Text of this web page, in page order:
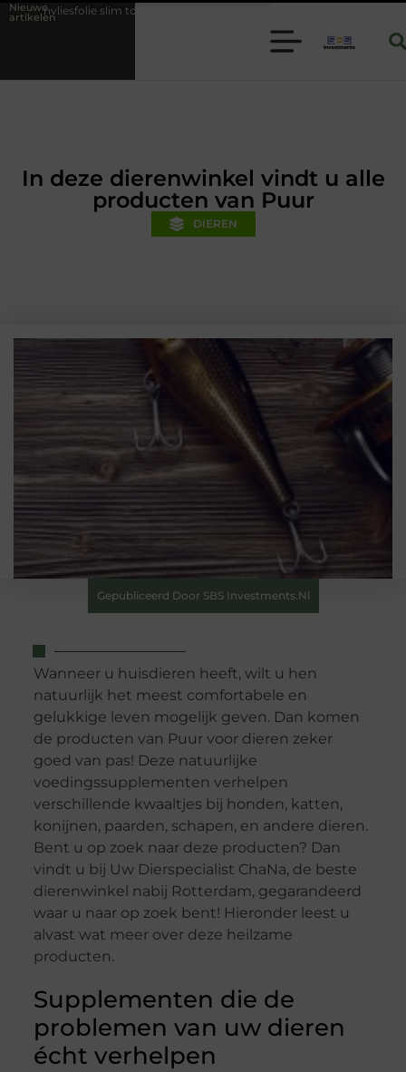
Nieuwe
artikelen
toepassen binnen moderne folie techniek
In deze dierenwinkel vindt u alle
producten van Puur
DIEREN
Gepubliceerd Door SBS Investments.nl
Wanneer u huisdieren heeft, wilt u hen
natuurlijk het meest comfortabele en
gelukkige leven mogelijk geven. Dan komen
de producten van Puur voor dieren zeker
goed van pas! Deze natuurlijke
voedingssupplementen verhelpen
verschillende kwaaltjes bij honden, katten,
konijnen, paarden, schapen, en andere dieren.
Bent u op zoek naar deze producten? Dan
vindt u bij Uw Dierspecialist ChaNa, de beste
dierenwinkel nabij Rotterdam, gegarandeerd
waar u naar op zoek bent! Hieronder leest u
alvast wat meer over deze heilzame
producten.
Supplementen die de
problemen van uw dieren
écht verhelpen